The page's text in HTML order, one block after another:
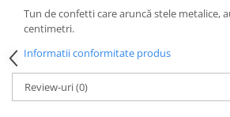
Tun de confetti care aruncă stele metalice,
centimetri.
Informatii conformitate produs
Review-uri(0)